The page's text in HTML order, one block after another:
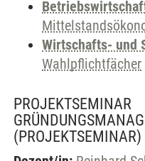
Wirtschafts- und
Wahlpflichtfächer
PROJEKTSEMINAR
(PROJEKTSEMINAR)